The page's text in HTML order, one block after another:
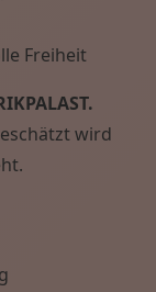
Freiheit
wird